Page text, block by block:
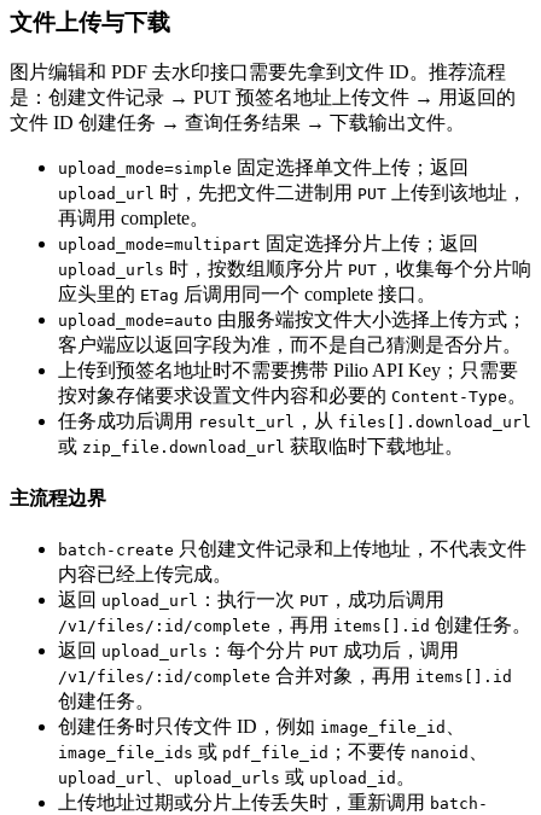
文件上传与下载
图片编辑和 PDF 去水印接口需要先拿到文件 ID。推荐流程
是：创建文件记录 → PUT 预签名地址上传文件 → 用返回的
文件 ID 创建任务 → 查询任务结果 → 下载输出文件。
upload_mode=simple 固定选择单文件上传；返回
upload_url 时，先把文件二进制用 PUT 上传到该地址，
再调用 complete。
upload_mode=multipart 固定选择分片上传；返回
upload_urls 时，按数组顺序分片 PUT ，收集每个分片响
应头里的 ETag 后调用同一个 complete 接口。
upload_mode=auto 由服务端按文件大小选择上传方式；
客户端应以返回字段为准，而不是自己猜测是否分片。
上传到预签名地址时不需要携带 Pilio API Key；只需要
按对象存储要求设置文件内容和必要的 Content-Type。
任务成功后调用 result_url ，从 files[].download_url
或 zip_file.download_url 获取临时下载地址。
主流程边界
batch-create 只创建文件记录和上传地址，不代表文件
内容已经上传完成。
返回 upload_url ：执行一次 PUT ，成功后调用
/v1/files/:id/complete ，再用 items[].id 创建任务。
返回 upload_urls ：每个分片 PUT 成功后，调用
/v1/files/:id/complete 合并对象，再用 items[].id
创建任务。
创建任务时只传文件 ID，例如 image_file_id
image_file_ids 或 pdf_file_id ；不要传 nanoid
upload_url upload_urls 或 upload_id 。
上传地址过期或分片上传丢失时，重新调用 batch-